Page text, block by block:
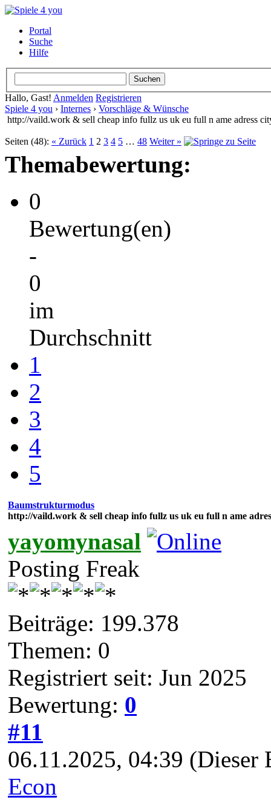
Portal
Suche
Hilfe
Hallo, Gast! Anmelden Registrieren
Spiele 4 you › Internes › Vorschläge & Wünsche
http://vaild.work & sell cheap info fullz us uk eu full n ame adress
Seiten (48): « Zurück 1 2 3 4 5 … 48 Weiter »
Themabewertung:
0
Bewertung(en)
-
0
im
Durchschnitt
1
2
3
4
5
Baumstrukturmodus
http://vaild.work & sell cheap info fullz us uk eu full n ame
yayomynasal
Posting Freak
Beiträge: 199.378
Themen: 0
Registriert seit: Jun 2025
Bewertung: 0
#11
06.11.2025, 04:39 (Dieser
Econ